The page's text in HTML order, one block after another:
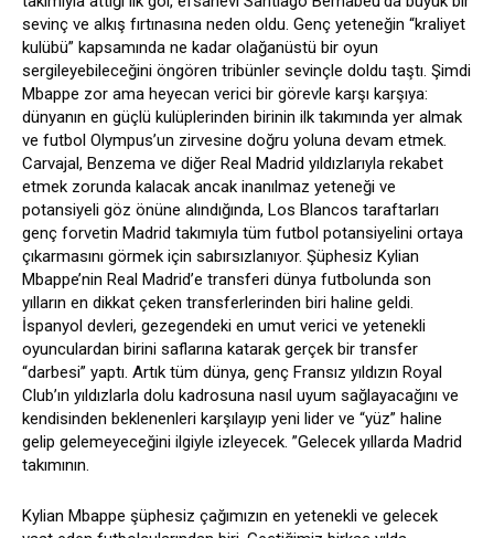
sevinç ve alkış fırtınasına neden oldu. Genç yeteneğin “kraliyet
kulübü” kapsamında ne kadar olağanüstü bir oyun
sergileyebileceğini öngören tribünler sevinçle doldu taştı. Şimdi
Mbappe zor ama heyecan verici bir görevle karşı karşıya:
dünyanın en güçlü kulüplerinden birinin ilk takımında yer almak
ve futbol Olympus’un zirvesine doğru yoluna devam etmek.
Carvajal, Benzema ve diğer Real Madrid yıldızlarıyla rekabet
etmek zorunda kalacak ancak inanılmaz yeteneği ve
potansiyeli göz önüne alındığında, Los Blancos taraftarları
genç forvetin Madrid takımıyla tüm futbol potansiyelini ortaya
çıkarmasını görmek için sabırsızlanıyor. Şüphesiz Kylian
Mbappe’nin Real Madrid’e transferi dünya futbolunda son
yılların en dikkat çeken transferlerinden biri haline geldi.
İspanyol devleri, gezegendeki en umut verici ve yetenekli
oyunculardan birini saflarına katarak gerçek bir transfer
“darbesi” yaptı. Artık tüm dünya, genç Fransız yıldızın Royal
Club’ın yıldızlarla dolu kadrosuna nasıl uyum sağlayacağını ve
kendisinden beklenenleri karşılayıp yeni lider ve “yüz” haline
gelip gelemeyeceğini ilgiyle izleyecek. ”Gelecek yıllarda Madrid
takımının.
Kylian Mbappe şüphesiz çağımızın en yetenekli ve gelecek